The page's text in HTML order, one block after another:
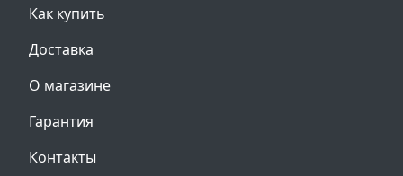
Как купить
Доставка
О магазине
Гарантия
Контакты